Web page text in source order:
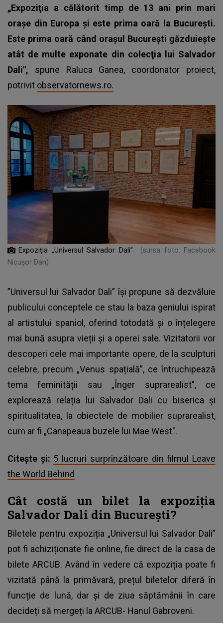
„Expoziţia a călătorit timp de 13 ani prin mari
oraşe din Europa şi este prima oară la Bucureşti.
Este prima oară când oraşul Bucureşti găzduieşte
atât de multe exponate din colecţia lui Salvador
Dali", spune Raluca Ganea, coordonator proiect,
potrivit observatornews.ro.
Expoziția „Universul Salvador Dali”
(sursa foto: Facebook
Nicușor Dan)
”Universul lui Salvador Dali” își propune să dezvăluie
publicului conceptele ce stau la baza geniului ispirat
al artistului spaniol, oferind totodată și o înțelegere
mai bună asupra vieții și a operei sale. Vizitatorii vor
descoperi cele mai importante opere, de la sculpturi
celebre, precum „Venus spațială”, ce întruchipează
tema feminității sau „Înger suprarealist", ce
explorează relația lui Salvador Dali cu biserica și
spiritualitatea, la obiectele de mobilier suprarealist,
cum ar fi „Canapeaua buzele lui Mae West".
Citește și: 5 lucruri surprinzătoare din filmul Leave
the World Behind
Cât costă un bilet la expoziția
Salvador Dali din București?
Biletele pentru expoziția „Universul lui Salvador Dali”
pot fi achiziționate fie online, fie direct de la casa de
bilete ARCUB. Având în vedere că expoziția poate fi
vizitată până la primăvară, prețul biletelor diferă în
funcție de lună, dar și de ziua săptămânii în care
decideți să mergeți la ARCUB- Hanul Gabroveni.